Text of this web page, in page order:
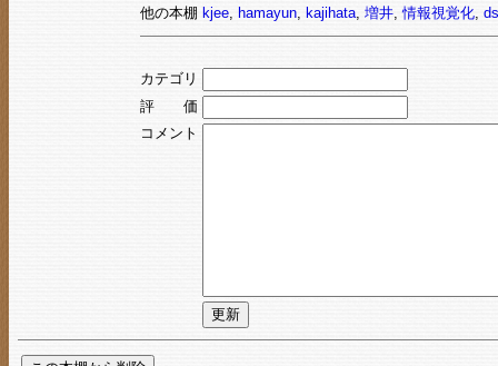
他の本棚 kjee, hamayun, kajihata, 増井,情報視覚化, ds
カテゴリ
評 価
コメント